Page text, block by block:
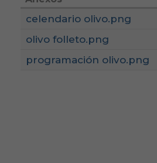
celendario olivo.png
olivo folleto.png
programación olivo.png